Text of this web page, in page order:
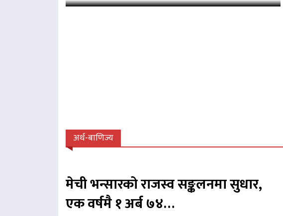
अर्थ-बाणिज्य
मेची भन्सारको राजस्व सङ्कलनमा सुधार,
एक वर्षमै १ अर्ब ७४…